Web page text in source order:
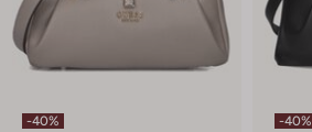
-40% -40%